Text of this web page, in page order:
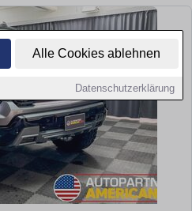
Alle Cookies ablehnen
Datenschutzerklärung